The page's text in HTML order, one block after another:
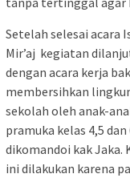
Setelah selesai acara
Mir’aj kegiatan
dengan acara kerja
membersihkan
sekolah oleh anak-
pramuka kelas 4,5 dan
dikomandoi kak
ini dilakukan karena